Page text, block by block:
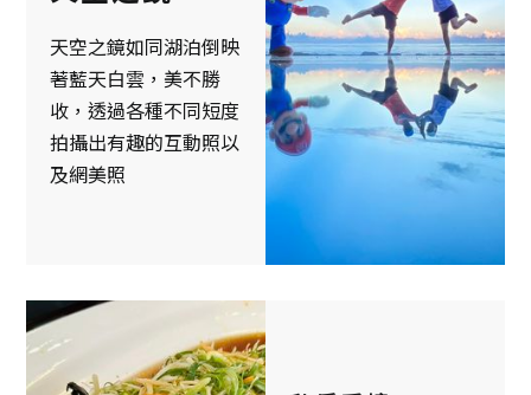
天空之鏡如同湖泊倒映
著藍天白雲，美不勝
收，透過各種不同短度
拍攝出有趣的互動照以
及網美照